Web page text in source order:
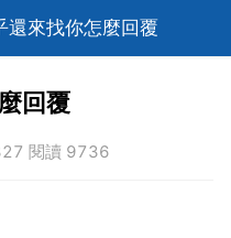
還來找你怎麼回覆
回覆
閱讀 9736